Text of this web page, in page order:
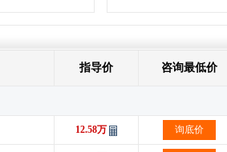
指导价 咨询最低价
12.58万 询底价